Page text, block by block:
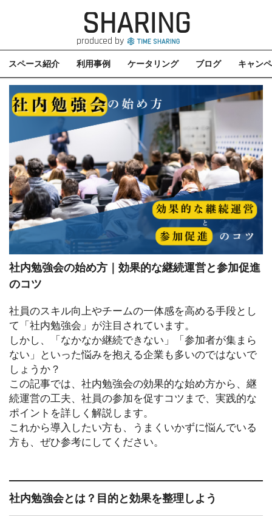
SHARING
produced by
スペース紹介 利用事例 ケータリング ブログ キャン
社内勉強会の始め方｜効果的な継続運営と参加促進
のコツ
社員のスキル向上やチームの一体感を高める手段とし
て「社内勉強会」が注目されています。
しかし、「なかなか継続できない」「参加者が集まら
ない」といった悩みを抱える企業も多いのではないで
しょうか？
この記事では、社内勉強会の効果的な始め方から、継
続運営の工夫、社員の参加を促すコツまで、実践的な
ポイントを詳しく解説します。
これから導入したい方も、うまくいかずに悩んでいる
方も、ぜひ参考にしてください。
社内勉強会とは？目的と効果を整理しよう